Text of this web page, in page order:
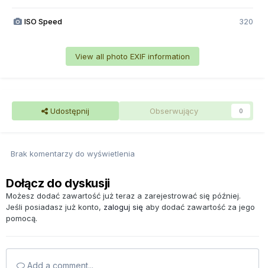
ISO Speed 320
View all photo EXIF information
Udostępnij Obserwujący 0
Brak komentarzy do wyświetlenia
Dołącz do dyskusji
Możesz dodać zawartość już teraz a zarejestrować się później.
Jeśli posiadasz już konto, zaloguj się aby dodać zawartość za jego
pomocą.
Add a comment...